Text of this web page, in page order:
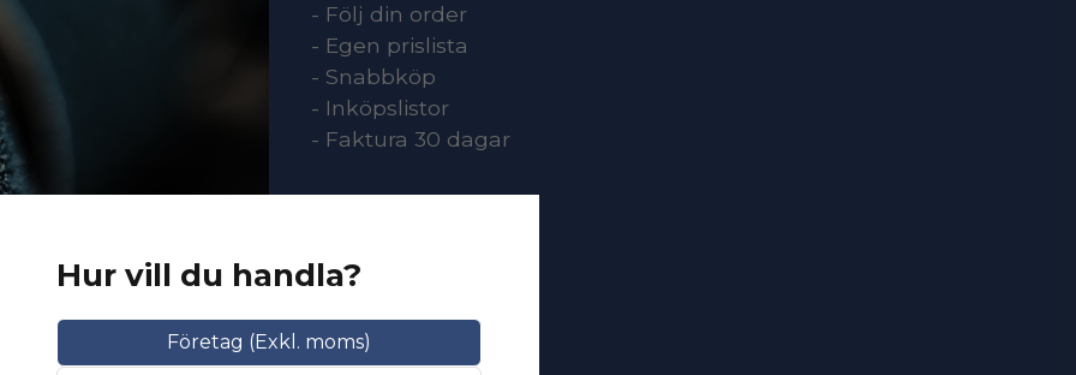
- Följ din order
- Egen prislista
- Snabbköp
- Inköpslistor
- Faktura 30 dagar
Hur vill du handla?
Företag (Exkl. moms)